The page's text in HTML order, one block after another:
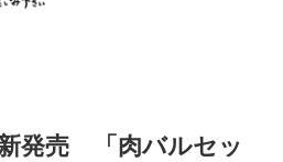
発売 「肉バルセッ